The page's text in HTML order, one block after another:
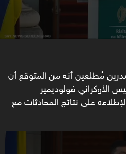
مُطلعين أنه من المتوقع أن
الأوكراني فولوديمير
على نتائج المحادثات مع